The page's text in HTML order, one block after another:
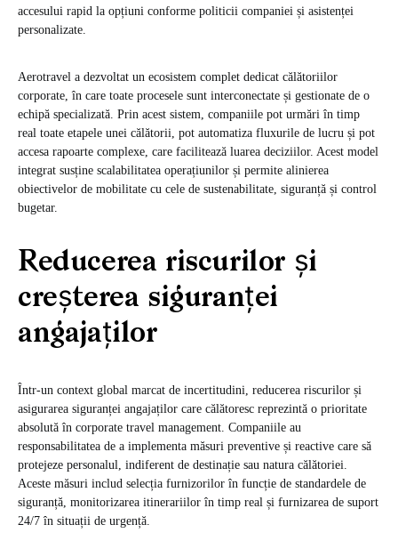
accesului rapid la opțiuni conforme politicii companiei și asistenței
personalizate.
Aerotravel a dezvoltat un ecosistem complet dedicat călătoriilor
corporate, în care toate procesele sunt interconectate și gestionate de o
echipă specializată. Prin acest sistem, companiile pot urmări în timp
real toate etapele unei călătorii, pot automatiza fluxurile de lucru și pot
accesa rapoarte complexe, care facilitează luarea deciziilor. Acest model
integrat susține scalabilitatea operațiunilor și permite alinierea
obiectivelor de mobilitate cu cele de sustenabilitate, siguranță și control
bugetar.
Reducerea riscurilor și
creșterea siguranței
angajaților
Într-un context global marcat de incertitudini, reducerea riscurilor și
asigurarea siguranței angajaților care călătoresc reprezintă o prioritate
absolută în corporate travel management. Companiile au
responsabilitatea de a implementa măsuri preventive și reactive care să
protejeze personalul, indiferent de destinație sau natura călătoriei.
Aceste măsuri includ selecția furnizorilor în funcție de standardele de
siguranță, monitorizarea itinerariilor în timp real și furnizarea de suport
24/7 în situații de urgență.